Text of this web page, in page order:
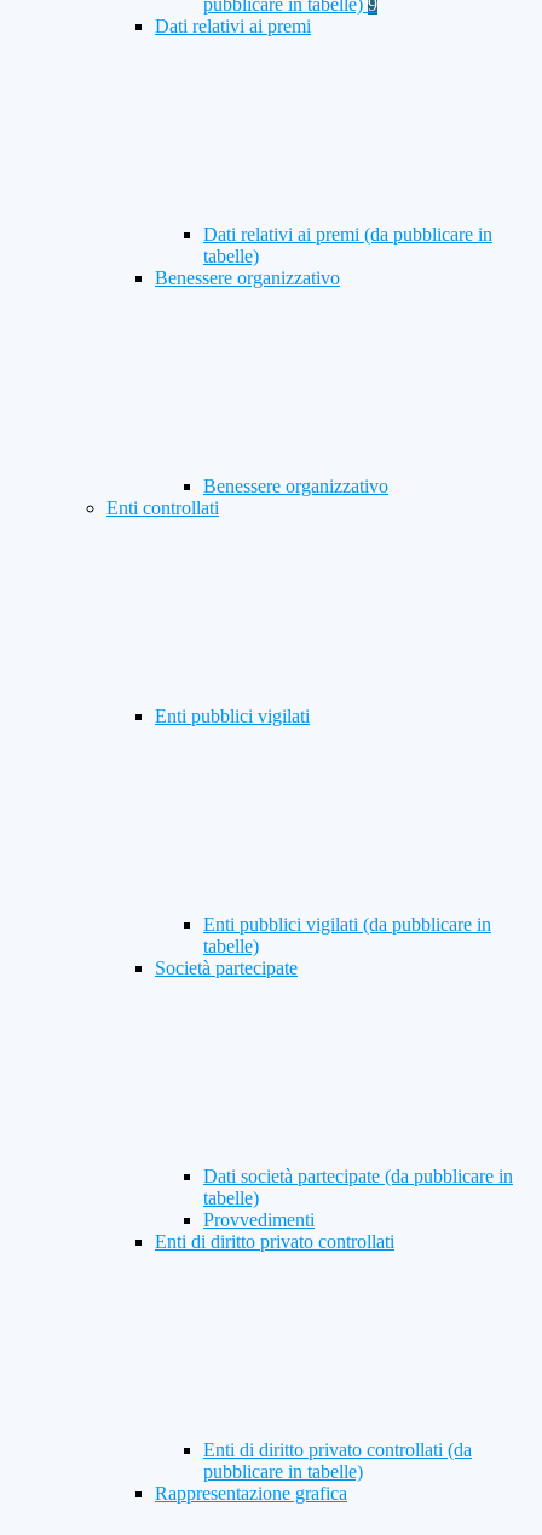
pubblicare in tabelle) 9
Dati relativi ai premi
Dati relativi ai premi (da pubblicare in
tabelle)
Benessere organizzativo
Benessere organizzativo
Enti controllati
Enti pubblici vigilati
Enti pubblici vigilati (da pubblicare in
tabelle)
Società partecipate
Dati società partecipate (da pubblicare in
tabelle)
Provvedimenti
Enti di diritto privato controllati
Enti di diritto privato controllati (da
pubblicare in tabelle)
Rappresentazione grafica